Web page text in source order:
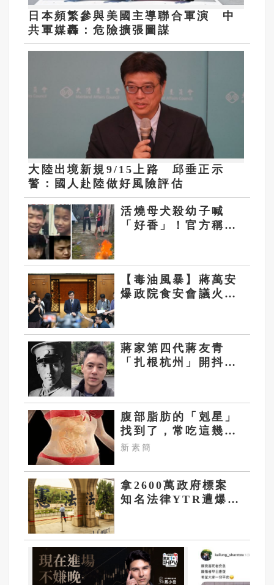
日本頻繁參與美國主導聯合軍演 中
共軍媒轟：危險擴張圖謀
大陸出境新規9/15上路 邱垂正示
警：國人赴陸做好風險評估
活燒母犬殺幼子喊
「好香」！官方稱廣
【毒油風暴】蔣萬安
爆政院食安會議火藥
場無人敢回答
蔣家第四代蔣友青
「扎根杭州」開抖音
腹部脂肪的「剋星」
找到了，常吃這幾
物，吃走大肚囊，瘦
新素簡
拿2600萬政府標案
知名法律YTR遭爆